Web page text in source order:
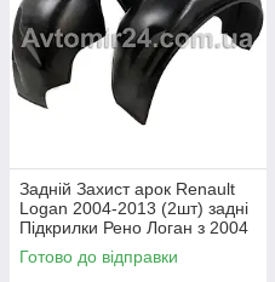
Задній Захист арок Renault
Logan 2004-2013 (2шт) задні
Підкрилки Рено Логан з 2004
до 2013 пара задніх
Готово до відправки